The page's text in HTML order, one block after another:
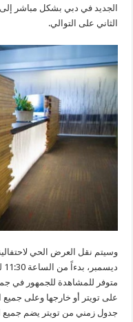
الجديد في دبي بشكل مباشر إلى
الثاني على التوالي.
متوفر للمشاهدة للجمهور في
على تويتر أو خارجها وعلى جميع
جدول زمني من تويتر يضم جميع